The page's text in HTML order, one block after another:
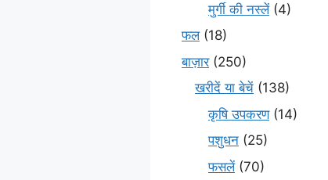
मुर्गी की नस्लें(4)
फल(18)
बाज़ार(250)
खरीदें या बेचें (138)
कृषि उपकरण(14)
पशुधन (25)
फसलें(70)